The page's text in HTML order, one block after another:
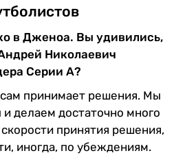
в Дженоа. Вы удивились,
Николаевич
Серии А?
принимает решения. Мы
делаем достаточно много
принятия решения,
иногда, по убеждениям.